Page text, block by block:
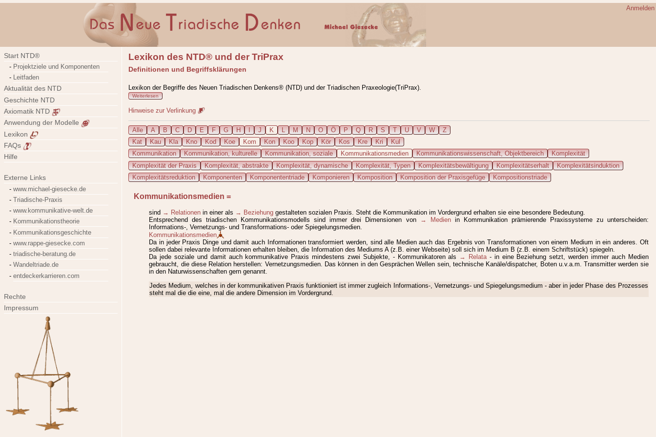
Anmelden
Start NTD®
Projektziele und Komponenten
Leitfaden
Aktualität des NTD
Geschichte NTD
Axiomatik NTD
Anwendung der Modelle
Lexikon
FAQs
Hilfe
Externe Links
www.michael-giesecke.de
Triadische-Praxis
www.kommunikative-welt.de
Kommunikationstheorie
Kommunikationsgeschichte
www.rappe-giesecke.com
triadische-beratung.de
Wandeltriade.de
entdeckerkarrieren.com
Rechte
Impressum
Lexikon des NTD® und der TriPrax
Definitionen und Begriffsklärungen
Lexikon der Begriffe des Neuen Triadischen Denkens® (NTD) und der Triadischen Praxeologie(TriPrax).
Weiterlesen
Hinweise zur Verlinkung
Alle A B C D E F G H I J K L M N O Ö P Q R S T U V W
Z
Kat
Kau Kla Kno Kod Koe Kom Kon Koo Kop Kör Kos Kre Kri
Kul
Kommunikation
Kommunikation, kulturelle Kommunikation, soziale Kommunikationsmedien Kommunikationswissenschaft, Objektbereich
Komplexität
Komplexität der Praxis
Komplexität, abstrakte Komplexität, dynamische Komplexität, Typen Komplexitätsbewältigung Komplexitätserhalt
Komplexitätsinduktion
Komplexitätsreduktion
Komponenten Komponententriade Komponieren Komposition Komposition der Praxisgefüge Kompositionstriade
Kommunikationsmedien =
sind → Relationen in einer als → Beziehung gestalteten sozialen Praxis. Steht die Kommunikation im Vordergrund erhalten sie eine besondere Bedeutung.
Entsprechend des triadischen Kommunikationsmodells sind immer drei Dimensionen von
→ Medienin Kommunikation prämierende Praxissysteme zu unterscheiden:
Informations-, Vernetzungs- und Transformations- oder Spiegelungsmedien.
Kommunikationsmedien
Da in jeder Praxis Dinge und damit auch Informationen transformiert werden, sind alle Medien auch das Ergebnis von Transformationen von einem Medium in ein anderes. Oft
sollen dabei relevante Informationen erhalten bleiben, die Information des Mediums A (z.B. einer Webseite) soll sich im Medium B (z.B. einem Schriftstück) spiegeln.
Da jede soziale und damit auch kommunikative Praxis mindestens zwei Subjekte, - Kommunikatoren als → Relata - in eine Beziehung setzt, werden immer auch Medien
gebraucht, die diese Relation herstellen: Vernetzungsmedien. Das können in den Gesprächen Wellen sein, technische Kanäle/dispatcher, Boten u.v.a.m. Transmitter werden sie
in den Naturwissenschaften gern genannt.
Jedes Medium, welches in der kommunikativen Praxis funktioniert ist immer zugleich Informations-, Vernetzungs- und Spiegelungsmedium - aber in jeder Phase des Prozesses
steht mal die die eine, mal die andere Dimension im Vordergrund.